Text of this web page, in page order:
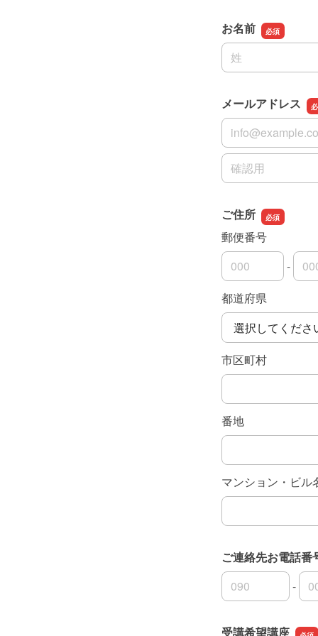
お名前
名前の姓
メールアドレス
メールアドレス
メールアドレスの
ご住所
郵便番号
郵便番号の上3桁
-
郵便番号の下4桁
都道府県
市区町村
番地
マンション・ビル
ご連絡先お電話番
ご連絡先お電話番
-
ご連絡先お電話番
ご連絡先お電話番
受講希望講座